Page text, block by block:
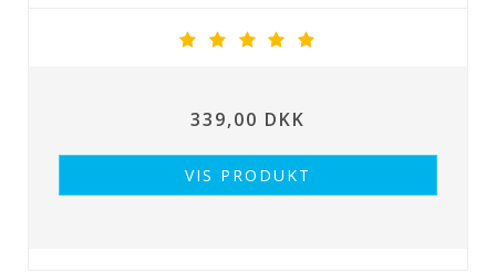
339,00 DKK
VIS PRODUKT